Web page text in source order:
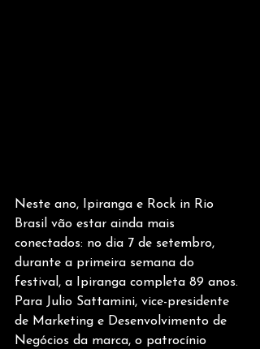
Neste ano, Ipiranga e Rock in Rio
Brasil vão estar ainda mais
conectados: no dia 7 de setembro,
durante a primeira semana do
festival, a Ipiranga completa 89 anos.
Para Julio Sattamini, vice-presidente
de Marketing e Desenvolvimento de
Negócios da marca, o patrocínio